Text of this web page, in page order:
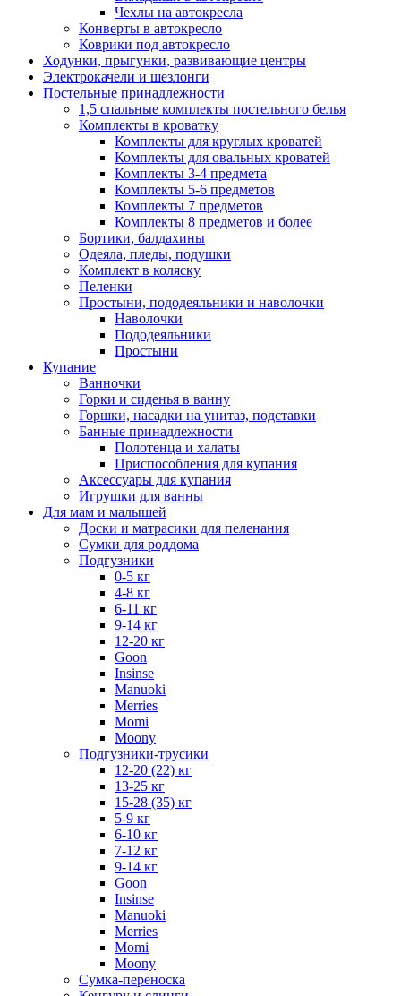
Чехлы на автокресла
Конверты в автокресло
Коврики под автокресло
Ходунки, прыгунки, развивающие центры
Электрокачели и шезлонги
Постельные принадлежности
1,5 спальные комплекты постельного белья
Комплекты в кроватку
Комплекты для круглых кроватей
Комплекты для овальных кроватей
Комплекты 3-4 предмета
Комплекты 5-6 предметов
Комплекты 7 предметов
Комплекты 8 предметов и более
Бортики, балдахины
Одеяла, пледы, подушки
Комплект в коляску
Пеленки
Простыни, пододеяльники и наволочки
Наволочки
Пододеяльники
Простыни
Купание
Ванночки
Горки и сиденья в ванну
Горшки, насадки на унитаз, подставки
Банные принадлежности
Полотенца и халаты
Приспособления для купания
Аксессуары для купания
Игрушки для ванны
Для мам и малышей
Доски и матрасики для пеленания
Сумки для роддома
Подгузники
0-5 кг
4-8 кг
6-11 кг
9-14 кг
12-20 кг
Goon
Insinse
Manuoki
Merries
Momi
Moony
Подгузники-трусики
12-20 (22) кг
13-25 кг
15-28 (35) кг
5-9 кг
6-10 кг
7-12 кг
9-14 кг
Goon
Insinse
Manuoki
Merries
Momi
Moony
Сумка-переноска